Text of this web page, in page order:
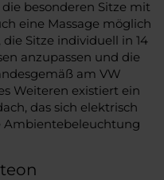
besonderen Sitze mit
eine Massage möglich
Sitze individuell in 14
anzupassen und die
am VW
Weiteren existiert ein
das sich elektrisch
Ambientebeleuchtung